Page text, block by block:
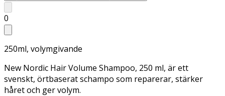
0
250ml, volymgivande
New Nordic Hair Volume Shampoo, 250 ml, är ett
svenskt, örtbaserat schampo som reparerar, stärker
håret och ger volym.